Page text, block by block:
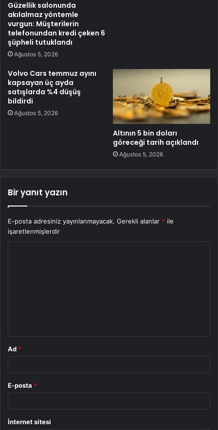
Güzellik salonunda
akılalmaz yöntemle
vurgun: Müşterilerin
telefonundan kredi çeken 6
şüpheli tutuklandı
Ağustos 5, 2026
Volvo Cars temmuz ayını
kapsayan üç ayda
satışlarda %4 düşüş
bildirdi
Ağustos 5, 2026
Altının 5 bin doları
göreceği tarih açıklandı
Ağustos 5, 2026
Bir yanıt yazın
E-posta adresiniz yayınlanmayacak. Gerekli alanlar * ile
işaretlenmişlerdir
Ad *
E-posta *
İnternet sitesi